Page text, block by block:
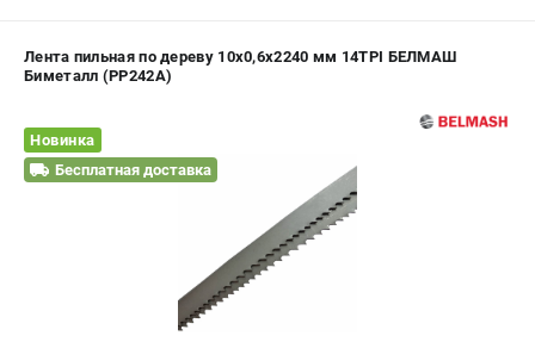
0 )
ВХОД ИЛИ РЕГИСТРАЦИЯ
ЗАКАЗАТЬ ЗАПЧАСТЬ
Лента пильная по дереву 10х0,6х2240 мм 14TPI БЕЛМАШ
Биметалл (PP242A)
Новинка
Бесплатная доставка